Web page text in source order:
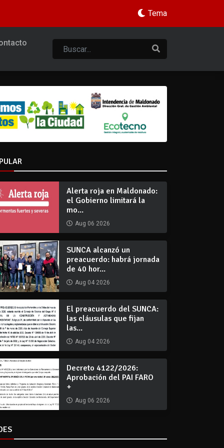
Tema
Alerta roja en Maldonado:
el Gobierno limitará la
mo...
Aug 06 2026
SUNCA alcanzó un
preacuerdo: habrá jornada
de 40 hor...
Aug 04 2026
El preacuerdo del SUNCA:
las cláusulas que fijan
las...
Aug 04 2026
Decreto 4122/2026:
Aprobación del PAI FARO
+
Aug 06 2026